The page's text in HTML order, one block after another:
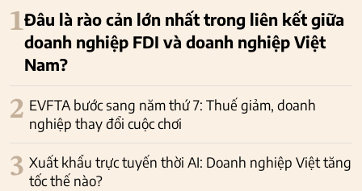
1Đâu là rào cản lớn nhất trong liên kết giữa
doanh nghiệp FDI và doanh nghiệp Việt
Nam?
2 EVFTA bước sang năm thứ 7: Thuế giảm, doanh
nghiệp thay đổi cuộc chơi
3 Xuất khẩu trực tuyến thời AI: Doanh nghiệp Việt tăng
tốc thế nào?